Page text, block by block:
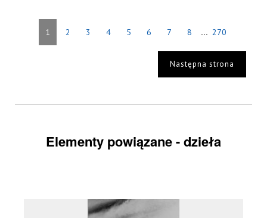
1 2 3 4 5 6 7 8 ... 270
Następna strona
Elementy powiązane - dzieła